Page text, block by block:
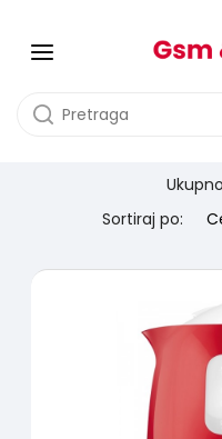
Proizvodjač:
Sortiraj po: